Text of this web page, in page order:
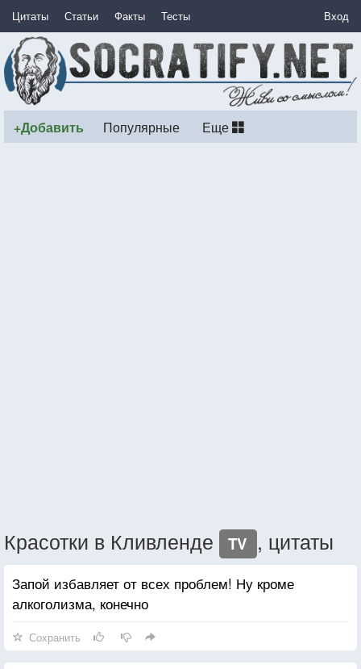
Цитаты Статьи Факты Тесты Вход
+Добавить Популярные Еще
Красотки в Кливленде TV , цитаты
Запой избавляет от всех проблем! Ну кроме
алкоголизма, конечно
Сохранить